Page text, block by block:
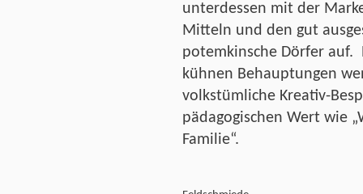
unterdessen mit der
Mitteln und den gut
potemkinsche Dörfer auf.
kühnen Behauptungen
volkstümliche Kreativ-
pädagogischen Wert wie
Familie“.